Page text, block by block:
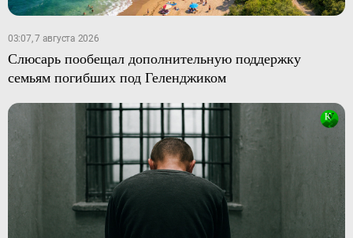
03:07, 7 августа 2026
Слюсарь пообещал дополнительную поддержку
семьям погибших под Геленджиком